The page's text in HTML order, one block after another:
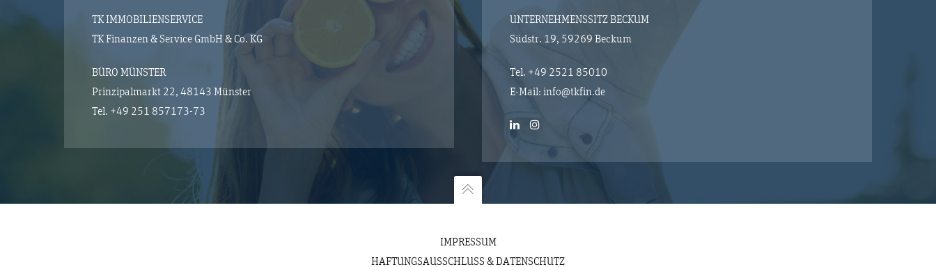
TK IMMOBILIENSERVICE
TK Finanzen & Service GmbH & Co. KG
BÜRO MÜNSTER
Prinzipalmarkt 22, 48143 Münster
Tel. +49 251 857173-73
UNTERNEHMENSSITZ BECKUM
Südstr. 19, 59269 Beckum
Tel. +49 2521 85010
E-Mail: info@tkfin.de
IMPRESSUM
HAFTUNGSAUSSCHLUSS & DATENSCHUTZ